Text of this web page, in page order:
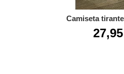
Camiseta